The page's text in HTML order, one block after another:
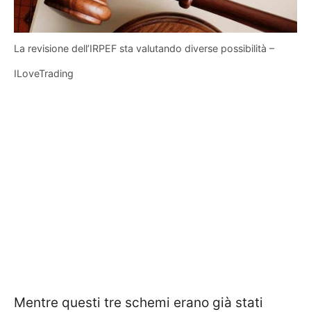
La revisione dell’IRPEF sta valutando diverse possibilità –
ILoveTrading
Mentre questi tre schemi erano già stati